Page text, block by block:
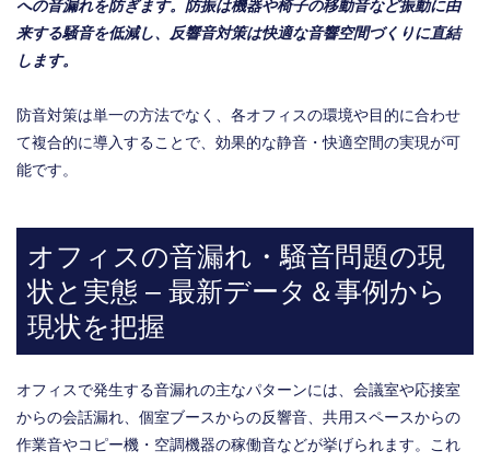
への音漏れを防ぎます。防振は機器や椅子の移動音など振動に由
来する騒音を低減し、反響音対策は快適な音響空間づくりに直結
します。
防音対策は単一の方法でなく、各オフィスの環境や目的に合わせ
て複合的に導入することで、効果的な静音・快適空間の実現が可
能です。
オフィスの音漏れ・騒音問題の現
状と実態 – 最新データ＆事例から
現状を把握
オフィスで発生する音漏れの主なパターンには、会議室や応接室
からの会話漏れ、個室ブースからの反響音、共用スペースからの
作業音やコピー機・空調機器の稼働音などが挙げられます。これ